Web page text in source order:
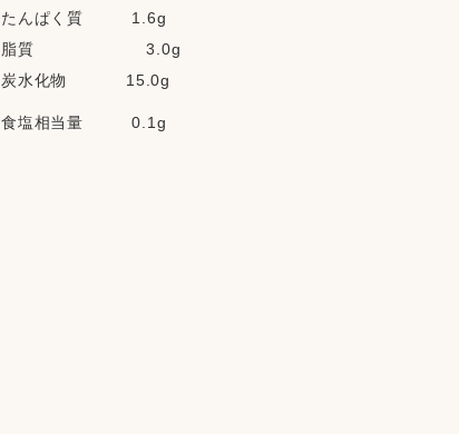
たんぱく質         1.6g
脂質                     3.0g
炭水化物           15.0g
食塩相当量         0.1g